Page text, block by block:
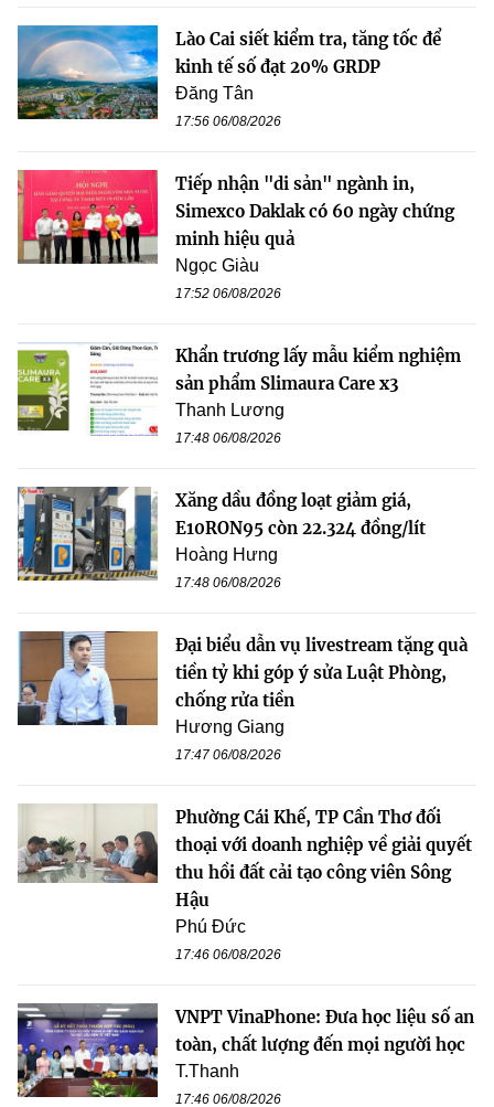
Lào Cai siết kiểm tra, tăng tốc để
kinh tế số đạt 20% GRDP
Đăng Tân
17:56 06/08/2026
Tiếp nhận "di sản" ngành in,
Simexco Daklak có 60 ngày chứng
minh hiệu quả
Ngọc Giàu
17:52 06/08/2026
Khẩn trương lấy mẫu kiểm nghiệm
sản phẩm Slimaura Care x3
Thanh Lương
17:48 06/08/2026
Xăng dầu đồng loạt giảm giá,
E10RON95 còn 22.324 đồng/lít
Hoàng Hưng
17:48 06/08/2026
Đại biểu dẫn vụ livestream tặng quà
tiền tỷ khi góp ý sửa Luật Phòng,
chống rửa tiền
Hương Giang
17:47 06/08/2026
Phường Cái Khế, TP Cần Thơ đối
thoại với doanh nghiệp về giải quyết
thu hồi đất cải tạo công viên Sông
Hậu
Phú Đức
17:46 06/08/2026
VNPT VinaPhone: Đưa học liệu số an
toàn, chất lượng đến mọi người học
T.Thanh
17:46 06/08/2026